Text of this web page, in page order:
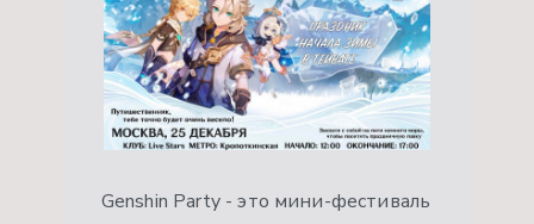
Genshin Party - это мини-фестиваль